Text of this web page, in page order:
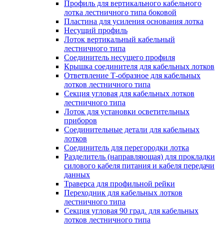
Профиль для вертикального кабельного
лотка лестничного типа боковой
Пластина для усиления основания лотка
Несущий профиль
Лоток вертикальный кабельный
лестничного типа
Соединитель несущего профиля
Крышка соединителя для кабельных лотков
Ответвление Т-образное для кабельных
лотков лестничного типа
Секция угловая для кабельных лотков
лестничного типа
Лоток для установки осветительных
приборов
Соединительные детали для кабельных
лотков
Соединитель для перегородки лотка
Разделитель (направляющая) для прокладки
силового кабеля питания и кабеля передачи
данных
Траверса для профильной рейки
Переходник для кабельных лотков
лестничного типа
Секция угловая 90 град. для кабельных
лотков лестничного типа